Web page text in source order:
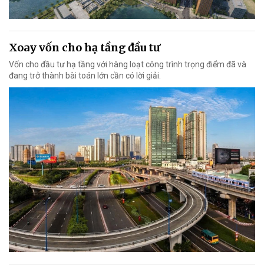
Xoay vốn cho hạ tầng đầu tư
Vốn cho đầu tư hạ tầng với hàng loạt công trình trọng điểm đã và
đang trở thành bài toán lớn cần có lời giải.